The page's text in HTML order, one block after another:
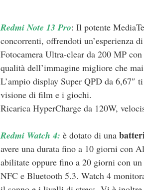
Redmi Note 13 Pro: Il potente
concorrenti, offrendoti un’esperienza
Fotocamera Ultra-clear da 200 MP
qualità dell’immagine migliore che mai
L’ampio display Super QPD da 6,67″
visione di film e i giochi.
Ricarica HyperCharge da 120W,
Redmi Watch 4: è dotato di una
avere una durata fino a 10 giorni con
abilitate oppure fino a 20 giorni con
NFC e Bluetooth 5.3. Watch 4